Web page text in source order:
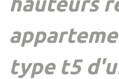
type t5